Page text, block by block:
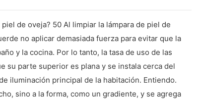
de oveja? 50 Al limpiar la lámpara de piel de
no aplicar demasiada fuerza para evitar que la
y la cocina. Por lo tanto, la tasa de uso de las
su parte superior es plana y se instala cerca del
iluminación principal de la habitación. Entiendo.
sino a la forma, como un gradiente, y se agrega